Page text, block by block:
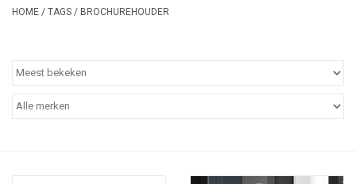
HOME / TAGS / BROCHUREHOUDER